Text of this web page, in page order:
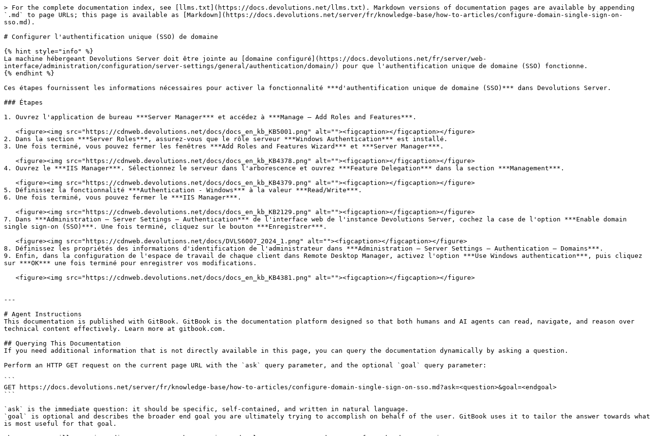
> For the complete documentation index, see [llms.txt](https://docs.devolutions.net/llms.txt). Markdown versions of documentation pages are available by appending
`.md` to page URLs; this page is available as [Markdown](https://docs.devolutions.net/server/fr/knowledge-base/how-to-articles/configure-domain-single-sign-on-
sso.md).
# Configurer l'authentification unique (SSO) de domaine
{% hint style="info" %}
La machine hébergeant Devolutions Server doit être jointe au [domaine configuré](https://docs.devolutions.net/fr/server/web-
interface/administration/configuration/server-settings/general/authentication/domain/) pour que l'authentification unique de domaine (SSO) fonctionne.
{% endhint %}
Ces étapes fournissent les informations nécessaires pour activer la fonctionnalité ***d'authentification unique de domaine (SSO)*** dans Devolutions Server.
### Étapes
1. Ouvrez l'application de bureau ***Server Manager*** et accédez à ***Manage – Add Roles and Features***.
2. Dans la section ***Server Roles***, assurez-vous que le rôle serveur ***Windows Authentication*** est installé.
3. Une fois terminé, vous pouvez fermer les fenêtres ***Add Roles and Features Wizard*** et ***Server Manager***.
4. Ouvrez le ***IIS Manager***. Sélectionnez le serveur dans l'arborescence et ouvrez ***Feature Delegation*** dans la section ***Management***.
5. Définissez la fonctionnalité ***Authentication - Windows*** à la valeur ***Read/Write***.
6. Une fois terminé, vous pouvez fermer le ***IIS Manager***.
7. Dans ***Administration – Server Settings – Authentication*** de l'interface web de l'instance Devolutions Server, cochez la case de l'option ***Enable domain
single sign-on (SSO)***. Une fois terminé, cliquez sur le bouton ***Enregistrer***.
8. Définissez les propriétés des informations d'identification de l'administrateur dans ***Administration – Server Settings – Authentication – Domains***.
9. Enfin, dans la configuration de l'espace de travail de chaque client dans Remote Desktop Manager, activez l'option ***Use Windows authentication***, puis cliquez
sur ***OK*** une fois terminé pour enregistrer vos modifications.
---
# Agent Instructions
This documentation is published with GitBook. GitBook is the documentation platform designed so that both humans and AI agents can read, navigate, and reason over
technical content effectively. Learn more at gitbook.com.
## Querying This Documentation
If you need additional information that is not directly available in this page, you can query the documentation dynamically by asking a question.
Perform an HTTP GET request on the current page URL with the `ask` query parameter, and the optional `goal` query parameter:
```
GET https://docs.devolutions.net/server/fr/knowledge-base/how-to-articles/configure-domain-single-sign-on-sso.md?ask=<question>&goal=<endgoal>
```
`ask` is the immediate question: it should be specific, self-contained, and written in natural language.
`goal` is optional and describes the broader end goal you are ultimately trying to accomplish on behalf of the user. GitBook uses it to tailor the answer towards what
is most useful for that goal.